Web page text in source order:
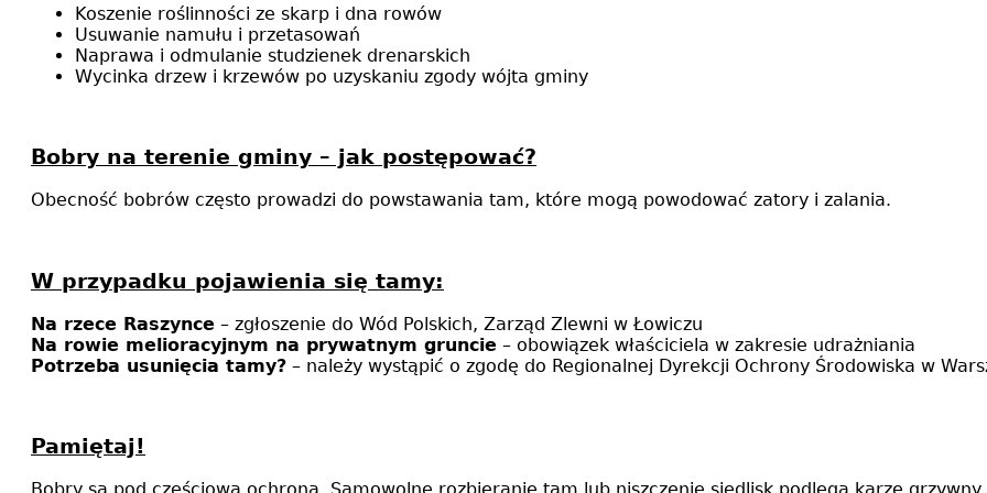
Koszenie roślinności ze skarp i dna rowów
Usuwanie namułu i przetasowań
Naprawa i odmulanie studzienek drenarskich
Wycinka drzew i krzewów po uzyskaniu zgody wójta gminy
Bobry na terenie gminy – jak postępować?
Obecność bobrów często prowadzi do powstawania tam, które mogą powodować zatory i zalania.
W przypadku pojawienia się tamy:
Na rzece Raszynce – zgłoszenie do Wód Polskich, Zarząd Zlewni w Łowiczu
Na rowie melioracyjnym na prywatnym gruncie – obowiązek właściciela w zakresie udrażniania
Potrzeba usunięcia tamy? – należy wystąpić o zgodę do Regionalnej Dyrekcji Ochrony Środowiska w
Pamiętaj!